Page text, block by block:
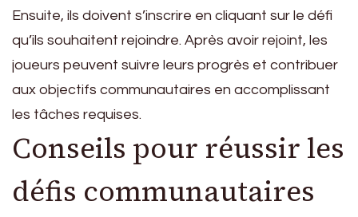
Ensuite, ils doivent s’inscrire en cliquant sur le défi
qu’ils souhaitent rejoindre. Après avoir rejoint, les
joueurs peuvent suivre leurs progrès et contribuer
aux objectifs communautaires en accomplissant
les tâches requises.
Conseils pour réussir les
défis communautaires